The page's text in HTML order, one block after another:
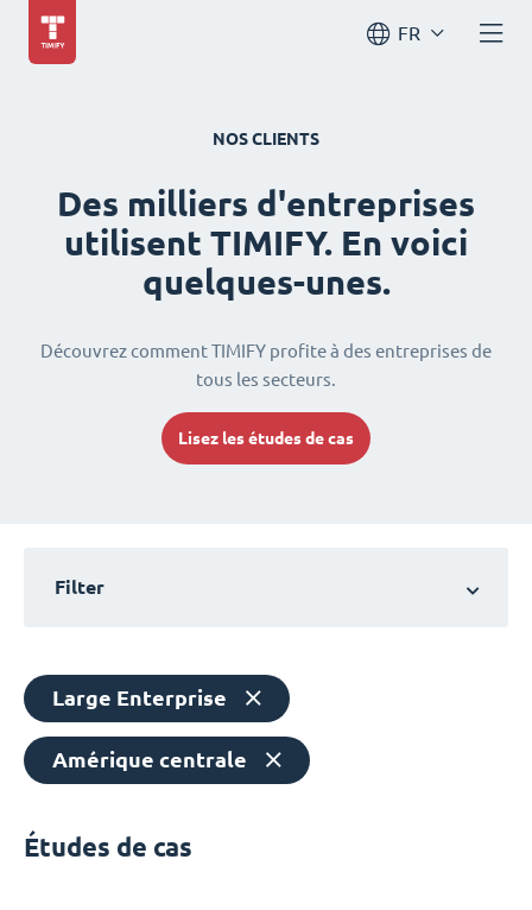
FR
NOS CLIENTS
Des milliers d'entreprises
utilisent TIMIFY. En voici
quelques-unes.
Découvrez comment TIMIFY profite à des entreprises de
tous les secteurs.
Lisez les études de cas
Filter
Large Enterprise
Amérique centrale
Études de cas